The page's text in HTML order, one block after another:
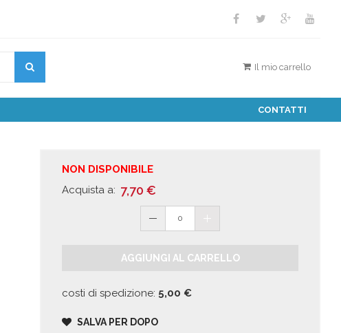
Il mio carrello
CONTATTI
NON DISPONIBILE
Acquista a: 7,70 €
0
AGGIUNGI AL CARRELLO
costi di spedizione: 5,00 €
SALVA PER DOPO